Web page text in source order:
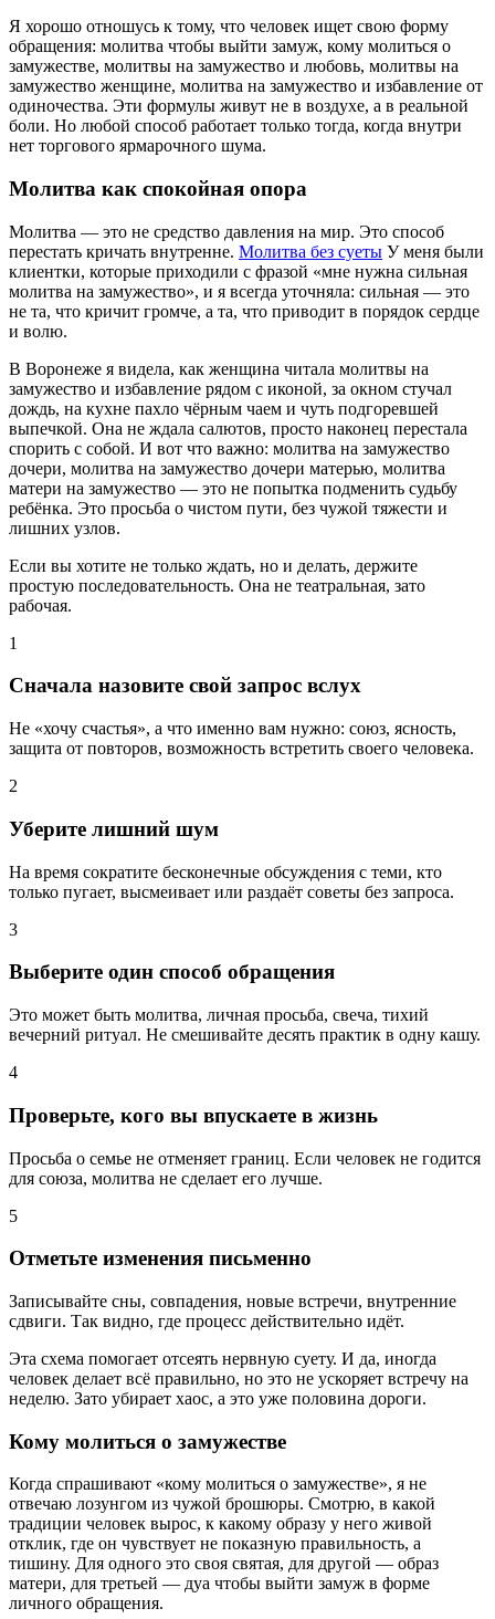
Я хорошо отношусь к тому, что человек ищет свою форму
обращения: молитва чтобы выйти замуж, кому молиться о
замужестве, молитвы на замужество и любовь, молитвы на
замужество женщине, молитва на замужество и избавление от
одиночества. Эти формулы живут не в воздухе, а в реальной
боли. Но любой способ работает только тогда, когда внутри
нет торгового ярмарочного шума.
Молитва как спокойная опора
Молитва — это не средство давления на мир. Это способ
перестать кричать внутренне. Молитва без суеты У меня были
клиентки, которые приходили с фразой «мне нужна сильная
молитва на замужество», и я всегда уточняла: сильная — это
не та, что кричит громче, а та, что приводит в порядок сердце
и волю.
В Воронеже я видела, как женщина читала молитвы на
замужество и избавление рядом с иконой, за окном стучал
дождь, на кухне пахло чёрным чаем и чуть подгоревшей
выпечкой. Она не ждала салютов, просто наконец перестала
спорить с собой. И вот что важно: молитва на замужество
дочери, молитва на замужество дочери матерью, молитва
матери на замужество — это не попытка подменить судьбу
ребёнка. Это просьба о чистом пути, без чужой тяжести и
лишних узлов.
Если вы хотите не только ждать, но и делать, держите
простую последовательность. Она не театральная, зато
рабочая.
1
Сначала назовите свой запрос вслух
Не «хочу счастья», а что именно вам нужно: союз, ясность,
защита от повторов, возможность встретить своего человека.
2
Уберите лишний шум
На время сократите бесконечные обсуждения с теми, кто
только пугает, высмеивает или раздаёт советы без запроса.
3
Выберите один способ обращения
Это может быть молитва, личная просьба, свеча, тихий
вечерний ритуал. Не смешивайте десять практик в одну кашу.
4
Проверьте, кого вы впускаете в жизнь
Просьба о семье не отменяет границ. Если человек не годится
для союза, молитва не сделает его лучше.
5
Отметьте изменения письменно
Записывайте сны, совпадения, новые встречи, внутренние
сдвиги. Так видно, где процесс действительно идёт.
Эта схема помогает отсеять нервную суету. И да, иногда
человек делает всё правильно, но это не ускоряет встречу на
неделю. Зато убирает хаос, а это уже половина дороги.
Кому молиться о замужестве
Когда спрашивают «кому молиться о замужестве», я не
отвечаю лозунгом из чужой брошюры. Смотрю, в какой
традиции человек вырос, к какому образу у него живой
отклик, где он чувствует не показную правильность, а
тишину. Для одного это своя святая, для другой — образ
матери, для третьей — дуа чтобы выйти замуж в форме
личного обращения.